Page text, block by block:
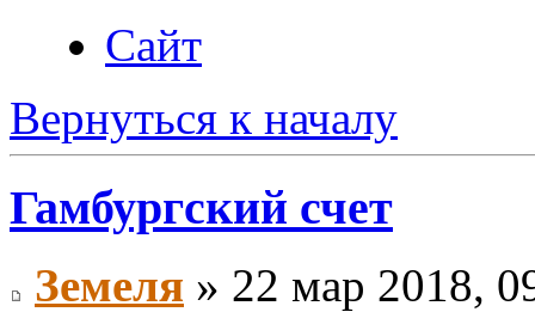
Сайт
Вернуться к началу
Гамбургский счет
Земеля » 22 мар 2018,